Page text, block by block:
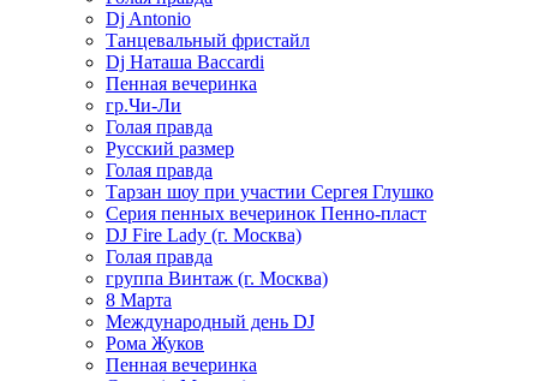
Dj Antonio
Танцевальный фристайл
Dj Наташа Baccardi
Пенная вечеринка
гр.Чи-Ли
Голая правда
Русский размер
Голая правда
Тарзан шоу при участии Сергея Глушко
Серия пенных вечеринок Пенно-пласт
DJ Fire Lady (г. Москва)
Голая правда
группа Винтаж (г. Москва)
8 Марта
Международный день DJ
Рома Жуков
Пенная вечеринка